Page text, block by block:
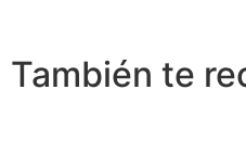
También te